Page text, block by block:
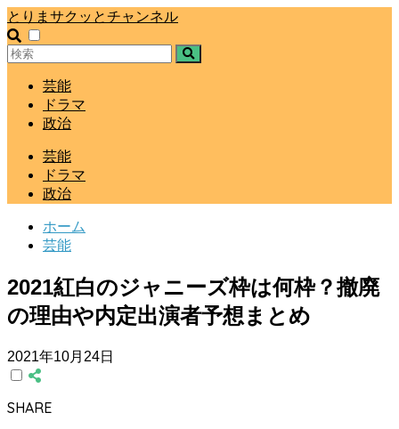
とりまサクッとチャンネル
芸能
ドラマ
政治
芸能
ドラマ
政治
ホーム
芸能
2021紅白のジャニーズ枠は何枠？撤廃
の理由や内定出演者予想まとめ
2021年10月24日
SHARE